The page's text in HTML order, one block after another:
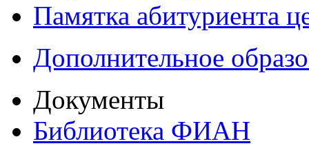
Памятка абитуриента
Дополнительное
Документы
Библиотека ФИАН